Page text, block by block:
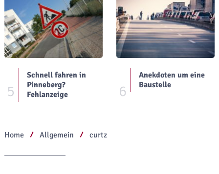
5
Schnell fahren in
Pinneberg?
Fehlanzeige
6
Anekdoten um eine
Baustelle
Home Allgemein curtz